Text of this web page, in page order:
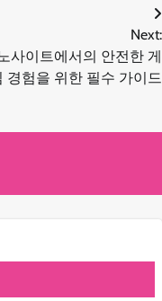
Next:
사이트에서의 안전한 게
경험을 위한 필수 가이드